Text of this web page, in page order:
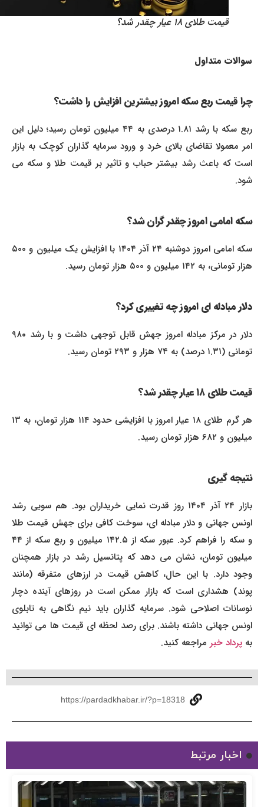
قیمت طلای ۱۸ عیار چقدر شد؟
سوالات متداول
چرا قیمت ربع سکه امروز بیشترین افزایش را داشت؟
ربع سکه با رشد ۱.۸۱ درصدی به ۴۴ میلیون تومان رسید؛ دلیل این
امر معمولا تقاضای بالای خرد و ورود سرمایه گذاران کوچک به بازار
است که باعث رشد بیشتر حباب و تاثیر بر قیمت طلا و سکه می
شود.
سکه امامی امروز چقدر گران شد؟
سکه امامی امروز دوشنبه ۲۴ آذر ۱۴۰۴ با افزایش یک میلیون و ۵۰۰
هزار تومانی، به ۱۴۲ میلیون و ۵۰۰ هزار تومان رسید.
دلار مبادله ای امروز چه تغییری کرد؟
دلار در مرکز مبادله امروز جهش قابل توجهی داشت و با رشد ۹۸۰
تومانی (۱.۳۱ درصد) به ۷۴ هزار و ۲۹۳ تومان رسید.
قیمت طلای ۱۸ عیار چقدر شد؟
هر گرم طلای ۱۸ عیار امروز با افزایشی حدود ۱۱۴ هزار تومان، به ۱۳
میلیون و ۶۸۲ هزار تومان رسید.
نتیجه گیری
بازار ۲۴ آذر ۱۴۰۴ روز قدرت نمایی خریداران بود. هم سویی رشد
اونس جهانی و دلار مبادله ای، سوخت کافی برای جهش قیمت طلا
و سکه را فراهم کرد. عبور سکه از ۱۴۲.۵ میلیون و ربع سکه از ۴۴
میلیون تومان، نشان می دهد که پتانسیل رشد در بازار همچنان
وجود دارد. با این حال، کاهش قیمت در ارزهای متفرقه (مانند
پوند) هشداری است که بازار ممکن است در روزهای آینده دچار
نوسانات اصلاحی شود. سرمایه گذاران باید نیم نگاهی به تابلوی
اونس جهانی داشته باشند. برای رصد لحظه ای قیمت ها می توانید
پرداد خبرمراجعه کنید.
https://pardadkhabar.ir/?p=18318
اخبار مرتبط